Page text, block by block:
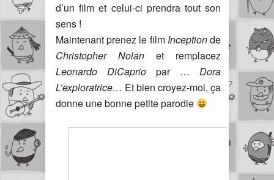
d’un film et celui-ci prendra tout son
sens !
Maintenant prenez le film Inceptionde
Christopher Nolan et remplacez
Leonardo DiCaprio par … Dora
L’exploratrice… Et bien croyez-moi, ça
donne une bonne petite parodie